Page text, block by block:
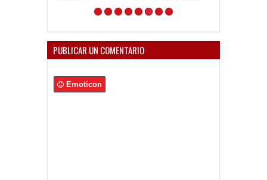
PUBLICAR UN COMENTARIO
Emoticon